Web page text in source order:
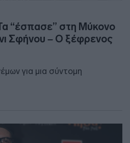
“έσπασε” στη Μύκονο
Σφήνου – Ο ξέφρενος
για μια σύντομη